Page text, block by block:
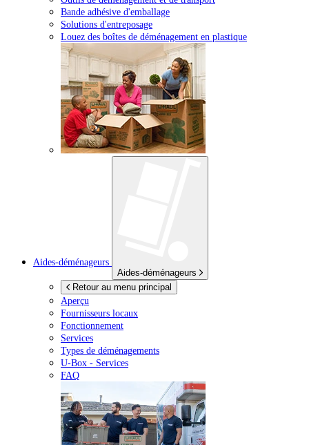
Bande adhésive d'emballage
Solutions d'entreposage
Louez des boîtes de déménagement en plastique
Aides-déménageurs
Aides-déménageurs
Retour au menu principal
Aperçu
Fournisseurs locaux
Fonctionnement
Services
Types de déménagements
U-Box - Services
FAQ